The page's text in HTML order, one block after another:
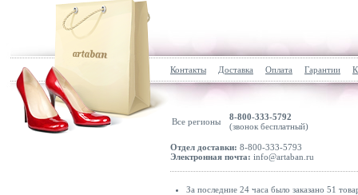
Контакты Доставка Оплата Гарантии
Все регионы
8-800-333-5792
(звонок бесплатный)
Отдел доставки: 8-800-333-5793
Электронная почта: info@artaban.ru
За последние 24 часа было заказано 51